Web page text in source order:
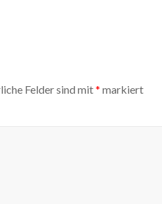
Felder sind mit* markiert